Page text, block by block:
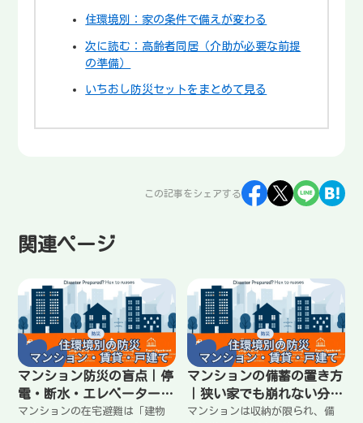
住環境別：家の条件で備えが変わる
次に読む：高齢者同居（介助が必要な前提
の準備）
いちおし防災セットをまとめて見る
この記事をシェアする
関連ページ
マンション防災の盲点｜停
電・断水・エレベーター停
止で生活が止まる順番
マンションの在宅避難は「建物
マンションの備蓄の置き方
｜狭い家でも崩れない分散
収納と動線の作り方
マンションは収納が限られ、備